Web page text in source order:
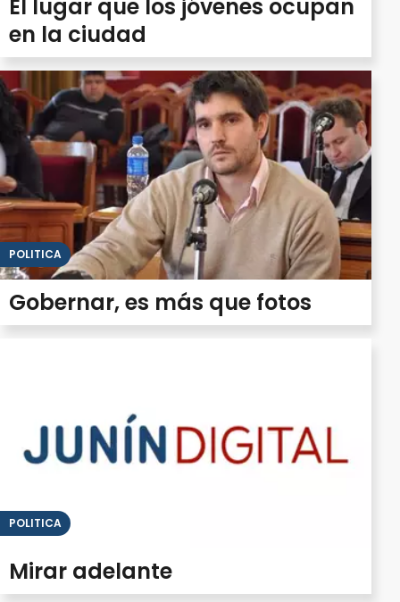
El lugar que los jóvenes ocupan
en la ciudad
POLITICA
Gobernar, es más que fotos
POLITICA
Mirar adelante